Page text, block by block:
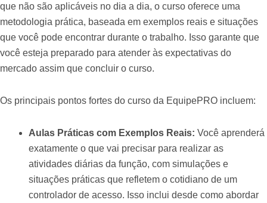
que não são aplicáveis no dia a dia, o curso oferece uma
metodologia prática, baseada em exemplos reais e situações
que você pode encontrar durante o trabalho. Isso garante que
você esteja preparado para atender às expectativas do
mercado assim que concluir o curso.
Os principais pontos fortes do curso da EquipePRO incluem:
Aulas Práticas com Exemplos Reais: Você aprenderá
exatamente o que vai precisar para realizar as
atividades diárias da função, com simulações e
situações práticas que refletem o cotidiano de um
controlador de acesso. Isso inclui desde como abordar